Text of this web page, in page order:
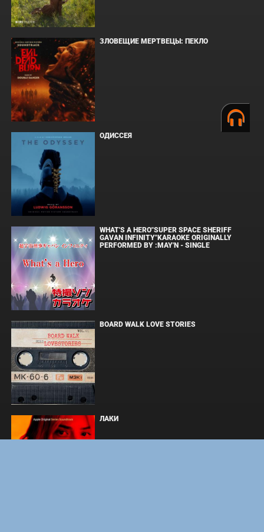
ЗЛОВЕЩИЕ МЕРТВЕЦЫ: ПЕКЛО
ОДИССЕЯ
WHAT'S A HERO"SUPER SPACE SHERIFF
GAVAN INFINITY"KARAOKE ORIGINALLY
PERFORMED BY :MAY'N - SINGLE
BOARD WALK LOVE STORIES
ЛАКИ